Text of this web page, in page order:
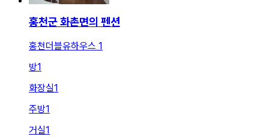
홍천군 화촌면의 펜션
홍천더블유하우스 1
방1
화장실1
주방1
거실1